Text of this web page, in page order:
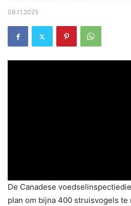
08.11.2025
De Canadese
plan om bijna 400 struisvogels